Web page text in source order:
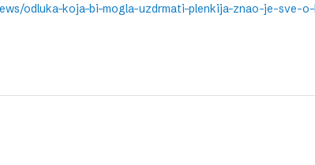
odluka-koja-bi-mogla-uzdrmati-plenkija-znao-je-sve-